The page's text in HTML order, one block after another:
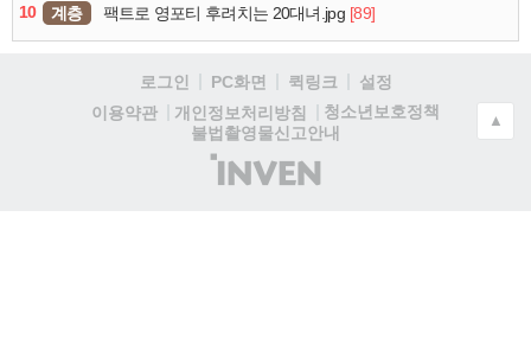
10
계층 팩트로 영포티 후려치는 20대녀.jpg [89]
로그인 PC화면 퀵링크
설정
이용약관
개인정보처리방침
청소년보호정책
불법촬영물신고안내
(주)
인
▲